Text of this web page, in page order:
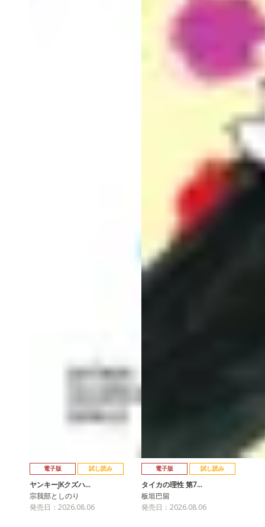
電子版 試し読み
ヤンキーJKクズハ…
宗我部としのり
発売日：2026.08.06
電子版 試し読み
タイカの理性 第7…
板垣巴留
発売日：2026.08.06